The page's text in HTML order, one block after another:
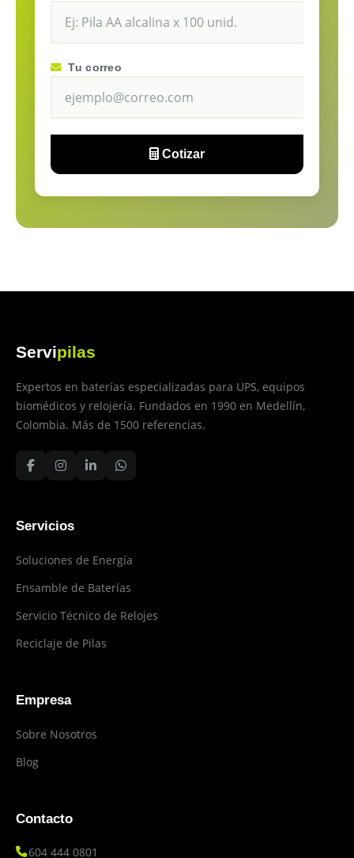
Tu correo
Cotizar
Servipilas
Expertos en baterías especializadas para UPS, equipos
biomédicos y relojería. Fundados en 1990 en Medellín,
Colombia. Más de 1500 referencias.
Servicios
Soluciones de Energía
Ensamble de Baterías
Servicio Técnico de Relojes
Reciclaje de Pilas
Empresa
Sobre Nosotros
Blog
Contacto
604 444 0801